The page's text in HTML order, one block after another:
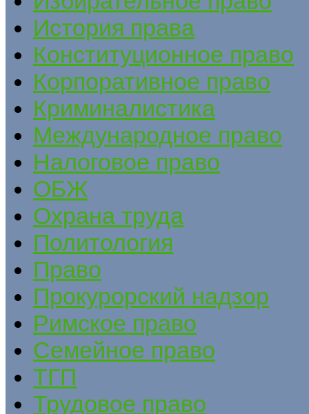
История права
Конституционное право
Корпоративное право
Криминалистика
Международное право
Налоговое право
ОБЖ
Охрана труда
Политология
Право
Прокурорский надзор
Римское право
Семейное право
ТГП
Трудовое право